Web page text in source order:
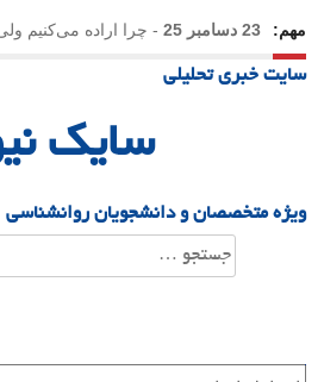
مهم: 23 دسامبر 25 - چرا اراده می‌کنیم
21 دسامبر 25
سایت خبری تحلیلی
سایک
ویژه متخصصان و دانشجویان روانشناسی
جستجو
برای: